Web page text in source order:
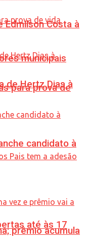
municipais
para prova de
até às 17
Edmilson Costa à
de Hertz Dias à
candidato à
prêmio acumula